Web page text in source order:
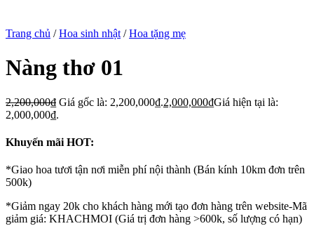
Trang chủ / Hoa sinh nhật / Hoa tặng mẹ
Nàng thơ 01
2,200,000₫ Giá gốc là: 2,200,000₫.2,000,000₫Giá hiện tại là:
2,000,000₫.
Khuyến mãi HOT:
*Giao hoa tươi tận nơi miễn phí nội thành (Bán kính 10km đơn trên
500k)
*Giảm ngay 20k cho khách hàng mới tạo đơn hàng trên website-Mã
giảm giá: KHACHMOI (Giá trị đơn hàng >600k, số lượng có hạn)